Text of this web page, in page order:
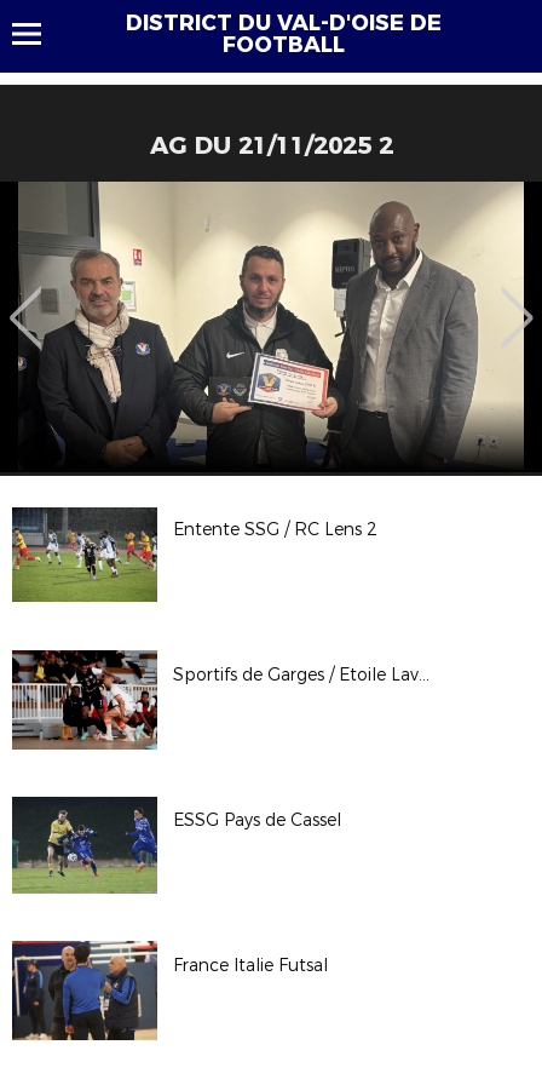
DISTRICT DU VAL-D'OISE DE
FOOTBALL
AG DU 21/11/2025 2
Entente SSG / RC Lens 2
Sportifs de Garges / Etoile Lavalloise
ESSG Pays de Cassel
France Italie Futsal